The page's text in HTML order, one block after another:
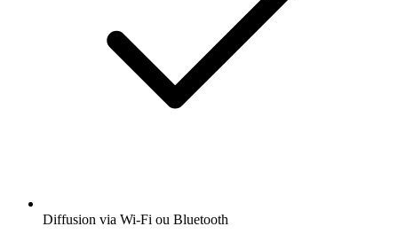
Diffusion via Wi-Fi ou Bluetooth